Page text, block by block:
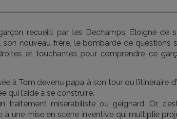
recueilli par les Dechamps. Éloigné de
son nouveau frère, le bombarde de questions
et touchantes pour comprendre ce
à Tom devenu papa à son tour ou l’itinéraire
l’aide à se construire.
traitement misérabiliste ou geignard. Or,
à une mise en scène inventive qui multiplie